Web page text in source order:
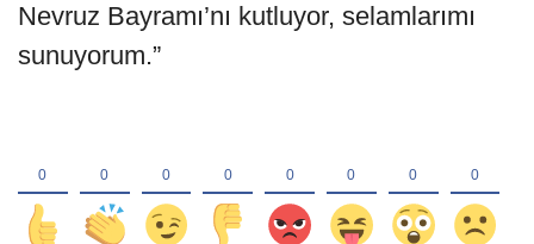
Nevruz Bayramı’nı kutluyor, selamlarımı
sunuyorum.”